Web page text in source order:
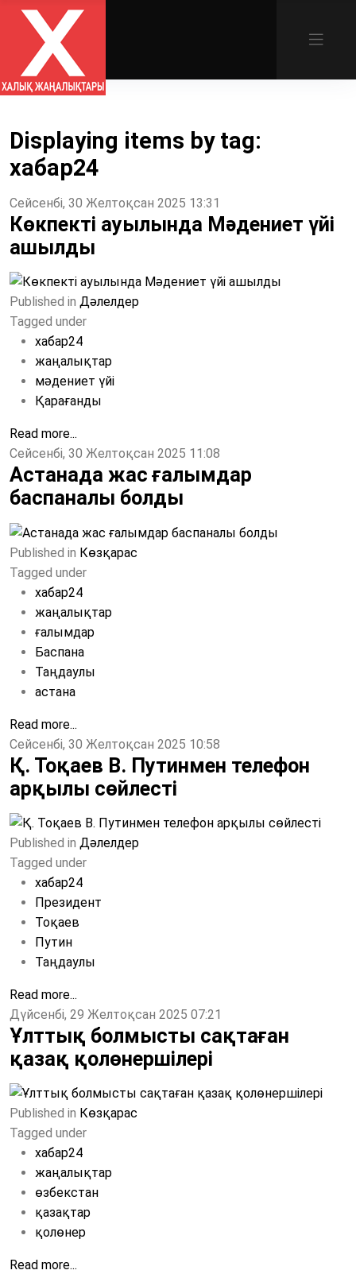
Displaying items by tag:
хабар24
Сейсенбі, 30 Желтоқсан 2025 13:31
Көкпекті ауылында Мәдениет үйі
ашылды
Published in Дәлелдер
Tagged under
хабар24
жаңалықтар
мәдениет үйі
Қарағанды
Read more...
Сейсенбі, 30 Желтоқсан 2025 11:08
Астанада жас ғалымдар
баспаналы болды
Published in Көзқарас
Tagged under
хабар24
жаңалықтар
ғалымдар
Баспана
Таңдаулы
астана
Read more...
Сейсенбі, 30 Желтоқсан 2025 10:58
Қ. Тоқаев В. Путинмен телефон
арқылы сөйлесті
Published in Дәлелдер
Tagged under
хабар24
Президент
Тоқаев
Путин
Таңдаулы
Read more...
Дүйсенбі, 29 Желтоқсан 2025 07:21
Ұлттық болмысты сақтаған
қазақ қолөнершілері
Published in Көзқарас
Tagged under
хабар24
жаңалықтар
өзбекстан
қазақтар
қолөнер
Read more...